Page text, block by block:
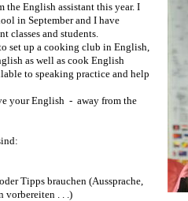
the English assistant this year. I
in September and I have
classes and students.
set up a cooking club in English,
as well as cook English
to speaking practice and help
your English - away from the
Tipps brauchen (Aussprache,
vorbereiten . . .)